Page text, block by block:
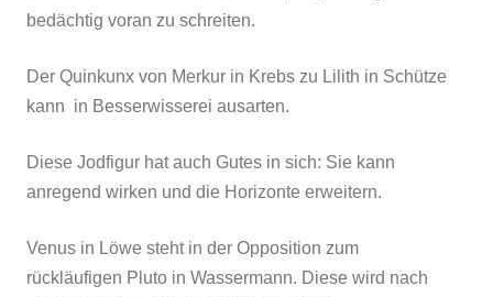
bedächtig voran zu schreiten.
Der Quinkunx von Merkur in Krebs zu Lilith in Schütze
kann in Besserwisserei ausarten.
Diese Jodfigur hat auch Gutes in sich: Sie kann
anregend wirken und die Horizonte erweitern.
Venus in Löwe steht in der Opposition zum
rückläufigen Pluto in Wassermann. Diese wird nach